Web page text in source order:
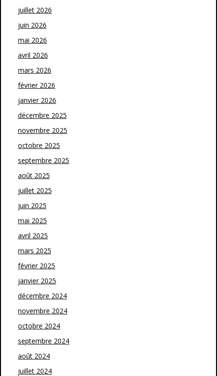
juillet 2026
juin 2026
mai 2026
avril 2026
mars 2026
février 2026
janvier 2026
décembre 2025
novembre 2025
octobre 2025
septembre 2025
août 2025
juillet 2025
juin 2025
mai 2025
avril 2025
mars 2025
février 2025
janvier 2025
décembre 2024
novembre 2024
octobre 2024
septembre 2024
août 2024
juillet 2024